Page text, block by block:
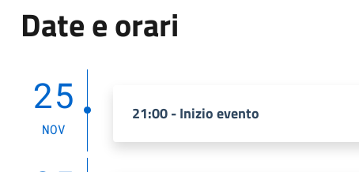
Date e orari
25
NOV
21:00 - Inizio evento